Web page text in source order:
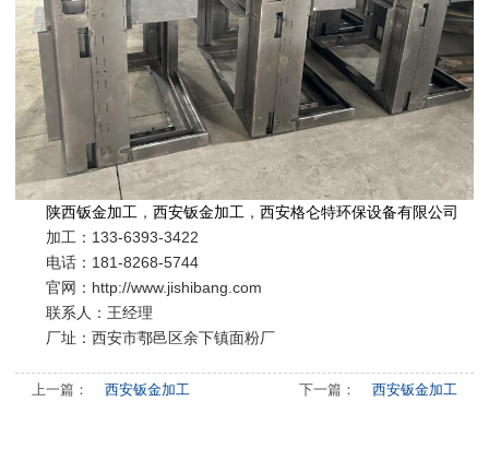
陕西钣金加工 ，西安钣金加工 ，西安格仑特环保设备有限公司
加工： 133-6393-3422
电话：181-8268-5744
官网：http://www.jishibang.com
联系人：王经理
厂址：西安市鄠邑区余下镇面粉厂
上一篇： 西安钣金加工 下一篇： 西安钣金加工